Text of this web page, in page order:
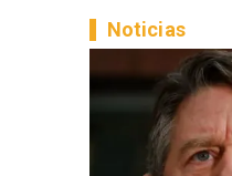
Noticias